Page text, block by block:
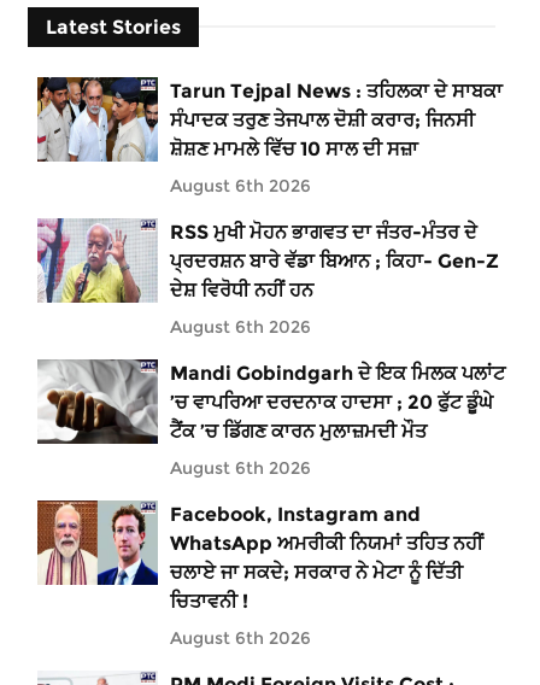
Latest Stories
Tarun Tejpal News : ਤਹਿਲਕਾ ਦੇ ਸਾਬਕਾ
ਸੰਪਾਦਕ ਤਰੁਣ ਤੇਜਪਾਲ ਦੋਸ਼ੀ ਕਰਾਰ; ਜਿਨਸੀ
ਸ਼ੋਸ਼ਣ ਮਾਮਲੇ ਵਿੱਚ 10 ਸਾਲ ਦੀ ਸਜ਼ਾ
August 6th 2026
RSS ਮੁਖੀ ਮੋਹਨ ਭਾਗਵਤ ਦਾ ਜੰਤਰ-ਮੰਤਰ ਦੇ
ਪ੍ਰਦਰਸ਼ਨ ਬਾਰੇ ਵੱਡਾ ਬਿਆਨ ; ਕਿਹਾ- Gen-Z
ਦੇਸ਼ ਵਿਰੋਧੀ ਨਹੀਂ ਹਨ
August 6th 2026
Mandi Gobindgarh ਦੇ ਇਕ ਮਿਲਕ ਪਲਾਂਟ
’ਚ ਵਾਪਰਿਆ ਦਰਦਨਾਕ ਹਾਦਸਾ ; 20 ਫੁੱਟ ਡੂੰਘੇ
ਟੈਂਕ ’ਚ ਡਿੱਗਣ ਕਾਰਨ ਮੁਲਾਜ਼ਮਦੀ ਮੌਤ
August 6th 2026
Facebook, Instagram and
WhatsApp ਅਮਰੀਕੀ ਨਿਯਮਾਂ ਤਹਿਤ ਨਹੀਂ
ਚਲਾਏ ਜਾ ਸਕਦੇ; ਸਰਕਾਰ ਨੇ ਮੇਟਾ ਨੂੰ ਦਿੱਤੀ
ਚਿਤਾਵਨੀ !
August 6th 2026